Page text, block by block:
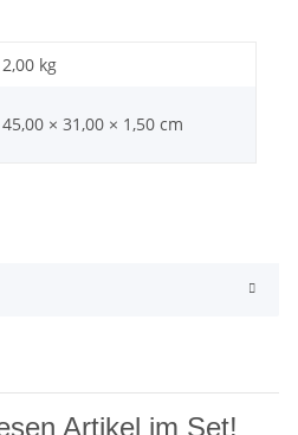
2,00 kg
45,00 × 31,00 × 1,50 cm
Artikel im Set!